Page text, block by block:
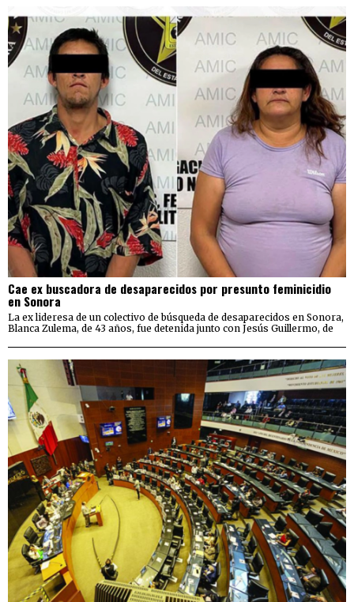
Cae ex buscadora de desaparecidos por presunto feminicidio
en Sonora
La ex lideresa de un colectivo de búsqueda de desaparecidos en Sonora,
Blanca Zulema, de 43 años, fue detenida junto con Jesús Guillermo, de